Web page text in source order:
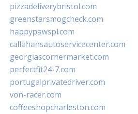
pizzadeliverybristol.com
greenstarsmogcheck.com
happypawspl.com
callahansautoservicecenter.com
georgiascornermarket.com
perfectfit24-7.com
portugalprivatedriver.com
von-racer.com
coffeeshopcharleston.com